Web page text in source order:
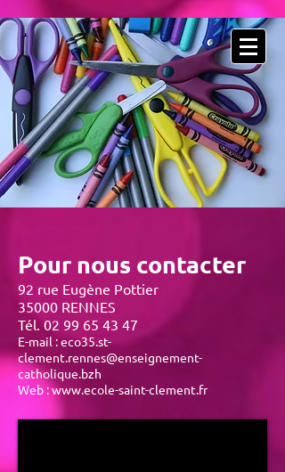
Pour nous contacter
92 rue Eugène Pottier
35000 RENNES
Tél. 02 99 65 43 47
E-mail :eco35.st-
clement.rennes@enseignement-
catholique.bzh
Web : www.ecole-saint-clement.fr